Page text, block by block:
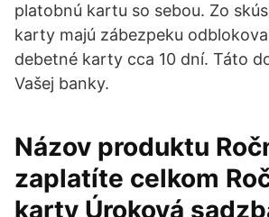
platobnú kartu so sebou. Zo
karty majú zábezpeku
debetné karty cca 10 dní. Táto
Vašej banky.
Názov produktu
zaplatíte celkom
karty Úroková